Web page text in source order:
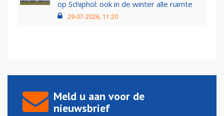
op Schiphol: ook in de winter alle ruimte
29-07-2026, 11:20
Meld u aan voor de
nieuwsbrief